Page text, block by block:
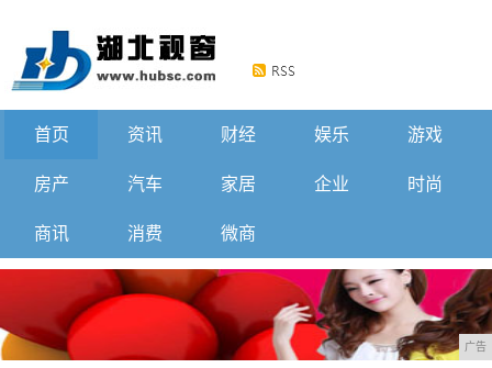
首页 资讯 财经 娱乐 游戏
房产 汽车 家居 企业 时尚
商讯 消费 微商
广告